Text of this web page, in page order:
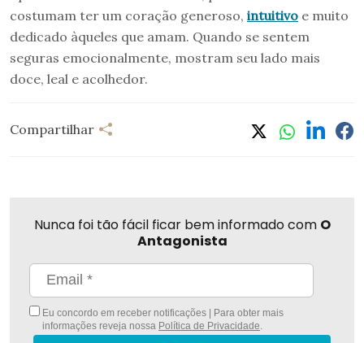
costumam ter um coração generoso, intuitivo e muito
dedicado àqueles que amam. Quando se sentem
seguras emocionalmente, mostram seu lado mais
doce, leal e acolhedor.
Compartilhar
Nunca foi tão fácil ficar bem informado com O
Antagonista
Eu concordo em receber notificações | Para obter mais
informações reveja nossa Política de Privacidade